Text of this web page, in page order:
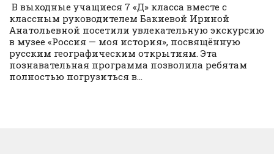
В выходные учащиеся 7 «Д» класса вместе с
классным руководителем Бакиевой Ириной
Анатольевной посетили увлекательную экскурсию
в музее «Россия — моя история», посвящённую
русским географическим открытиям. Эта
познавательная программа позволила ребятам
полностью погрузиться в...